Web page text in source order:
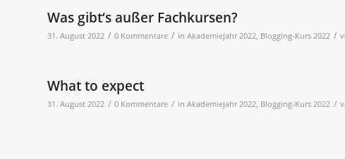
Was gibt‘s außer Fachkursen?
31. August 2022 / 0 Kommentare / in Akademiejahr 2022, Blogging-Kurs 2022 /
What to expect
31. August 2022 / 0 Kommentare / in Akademiejahr 2022, Blogging-Kurs 2022 /